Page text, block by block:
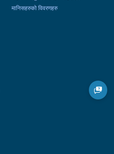
मानिसहरुको विवरणहरु